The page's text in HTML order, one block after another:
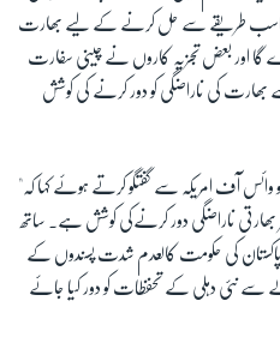
طریقے سے حل کرنے کے لیے بھارت
دے گا اور بعض تجزیہ کاروں نے چینی سفارت
بھارت کی ناراضگی کو دور کرنے کی کوشش
وائس آف امریکہ سے گفتگو کرتے ہوئے کہا کہ"
بھارتی ناراضگی دور کرنےکی کوشش ہے۔ ساتھ
کی حکومت کالعدم شدت پسندوں کے
سے نئی دہلی کے تحفظات کو دور کیا جائے